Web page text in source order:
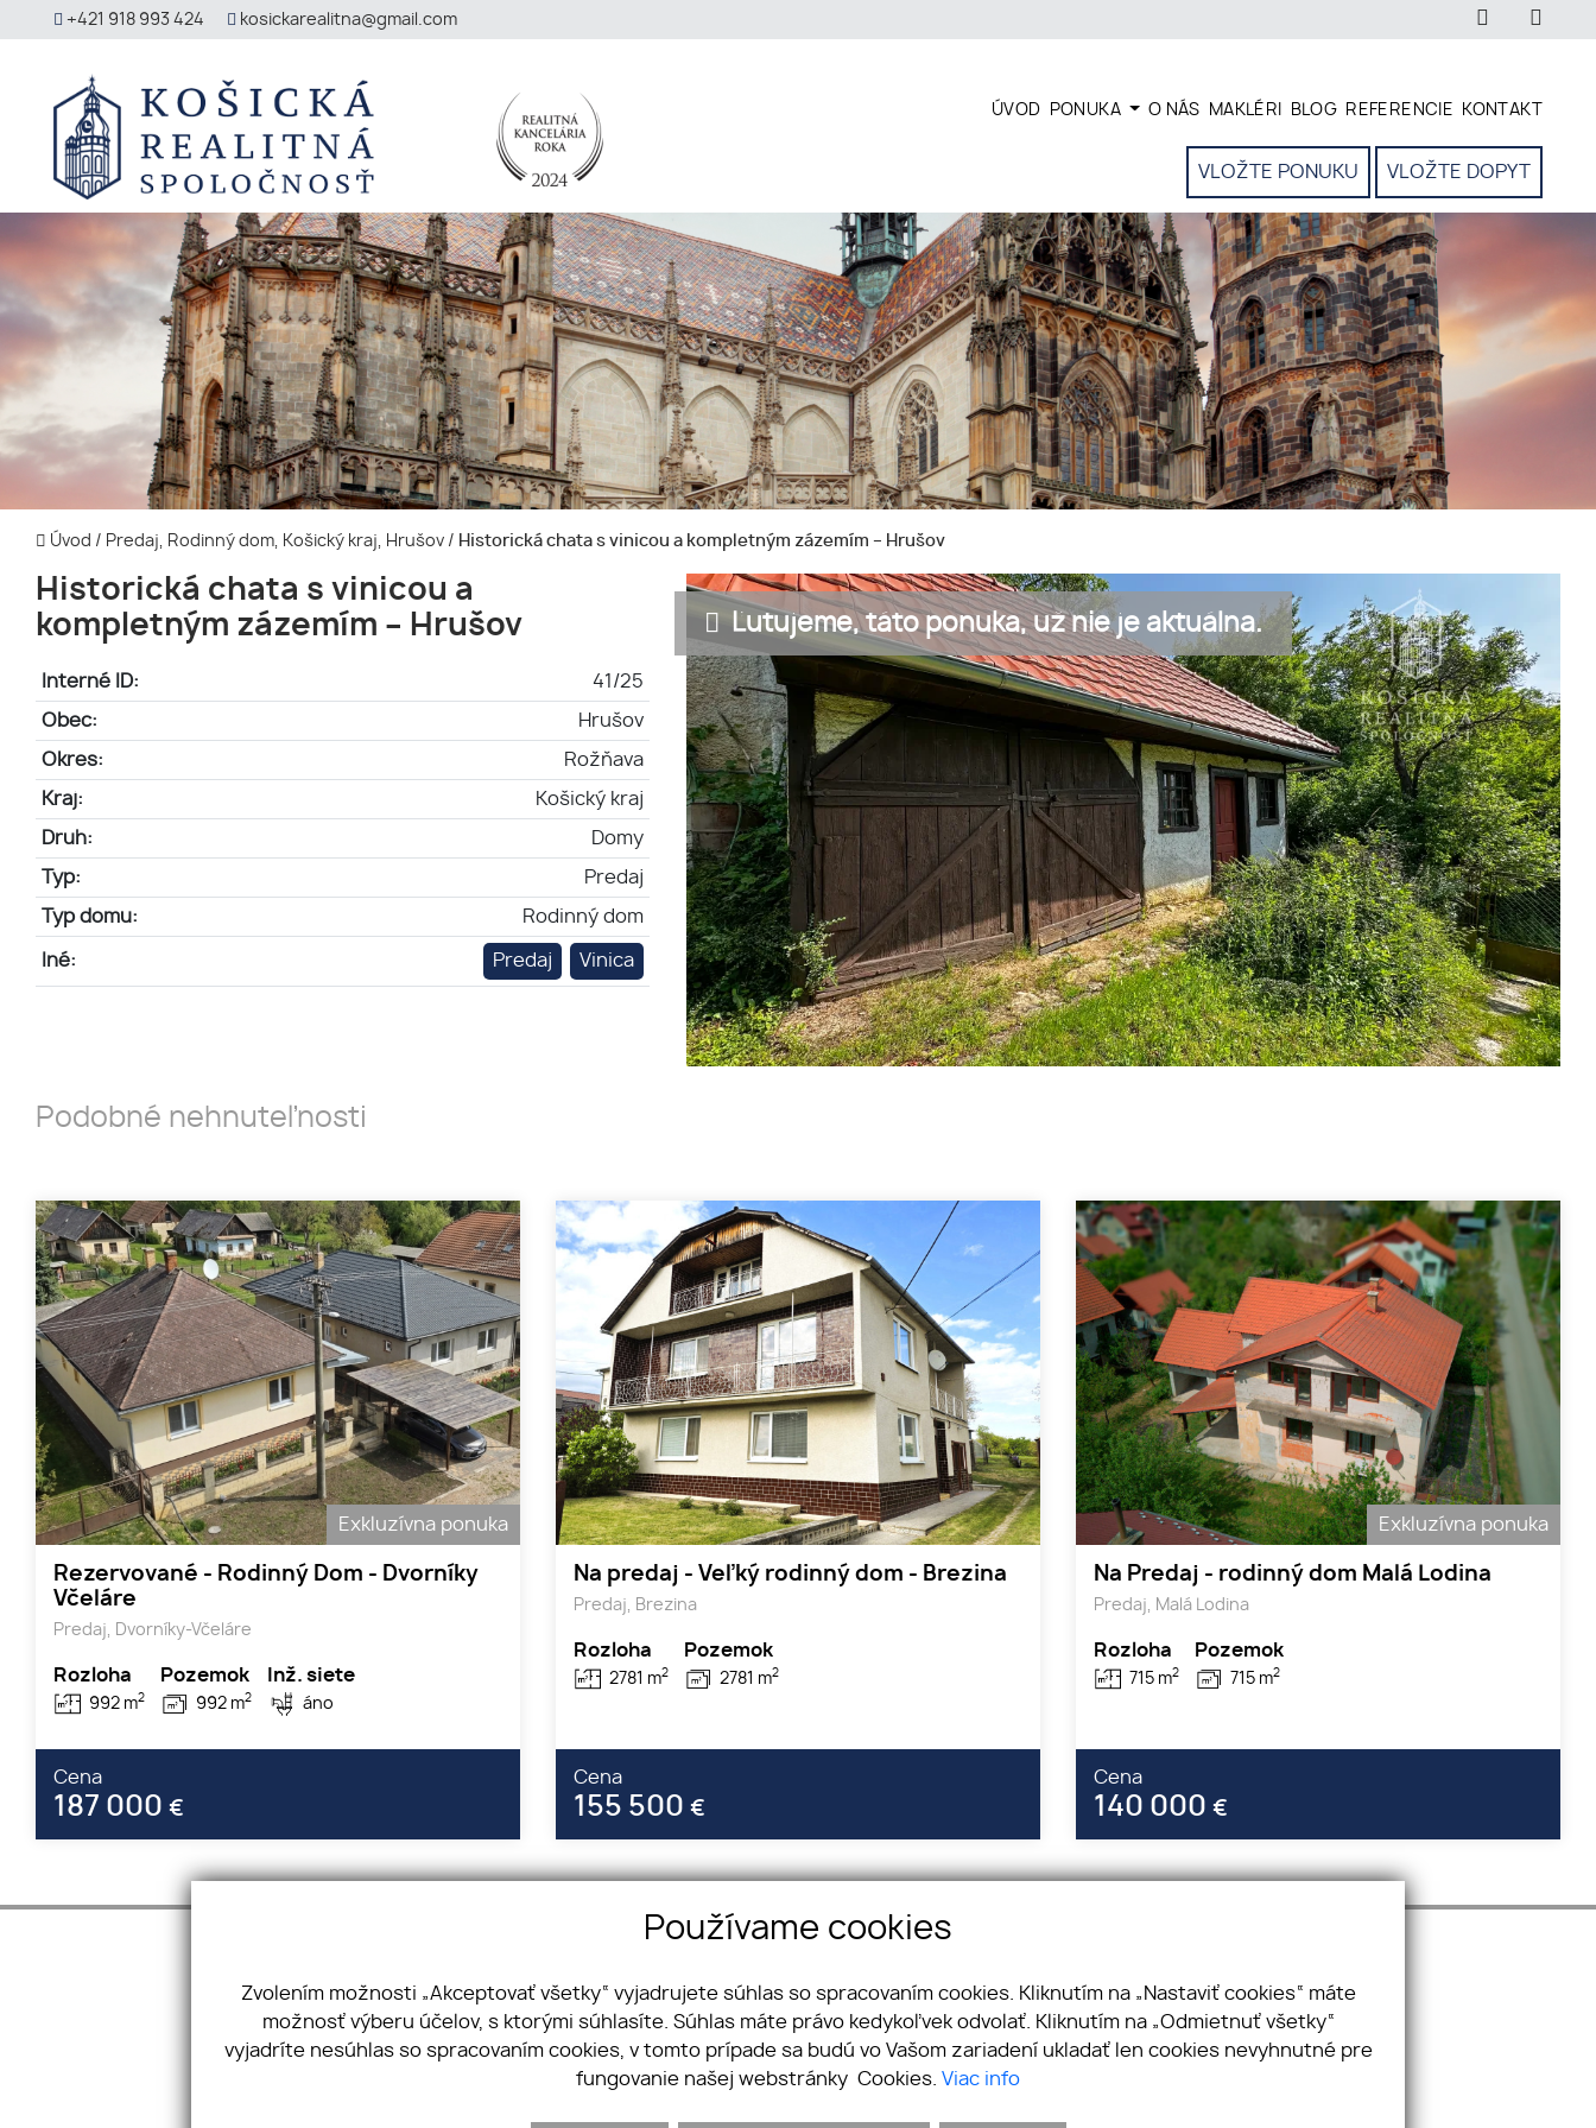
+421 918 993 424 kosickarealitna@gmail.com
VLOŽTE PONUKU VLOŽTE DOPYT
ÚVOD PONUKA O NÁS MAKLÉRI BLOG REFERENCIE KONTAKT
Úvod / Predaj, Rodinný dom, Košický kraj, Hrušov / Historická chata s vinicou a kompletným zázemím – Hrušov
Historická chata s vinicou a
kompletným zázemím – Hrušov
Interné ID: 41/25
Obec: Hrušov
Okres: Rožňava
Kraj: Košický kraj
Druh: Domy
Typ: Predaj
Typ domu: Rodinný dom
Iné: Predaj Vinica
Ľutujeme, táto ponuka, už nie je aktuálna.
Podobné nehnuteľnosti
Exkluzívna ponuka
Rezervované - Rodinný Dom - Dvorníky
Včeláre
Predaj, Dvorníky-Včeláre
Rozloha
992 m2
Pozemok
992 m2
Inž. siete
áno
Cena
187 000 €
Na predaj - Veľký rodinný dom - Brezina
Predaj, Brezina
Rozloha
2781 m2
Pozemok
2781 m2
Cena
155 500 €
Exkluzívna ponuka
Na Predaj - rodinný dom Malá Lodina
Predaj, Malá Lodina
Rozloha
715 m2
Pozemok
715 m2
Cena
140 000 €
Domy
Pozemky
Krivá 18, 040 01, Košice
+421 918 993 424
kosickarealitna@gmail.com
Používame cookies
Zvolením možnosti „Akceptovať všetky“ vyjadrujete súhlas so spracovaním cookies. Kliknutím na „Nastaviť cookies“ máte
možnosť výberu účelov, s ktorými súhlasíte. Súhlas máte právo kedykoľvek odvolať. Kliknutím na „Odmietnuť všetky“
vyjadríte nesúhlas so spracovaním cookies, v tomto prípade sa budú vo Vašom zariadení ukladať len cookies nevyhnutné pre
fungovanie našej webstránky Cookies. Viac info